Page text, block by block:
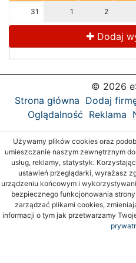
31 1 2
Dodaj
© 2026
Strona główna Dodaj
Oglądalność Reklama
Używamy plików cookies oraz
umieszczanie naszym zewnętrznym
usług, reklamy, statystyk.
ustawień przeglądarki, wyrażasz
urządzeniu końcowym i
bezpiecznego funkcjonowania
zarządzać plikami cookies,
informacji o tym jak przetwarzamy